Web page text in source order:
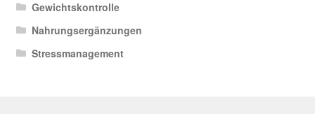
Gewichtskontrolle
Nahrungsergänzungen
Stressmanagement